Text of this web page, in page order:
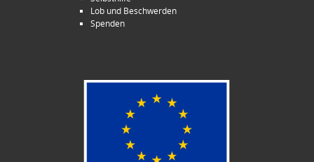
Lob und Beschwerden
Spenden